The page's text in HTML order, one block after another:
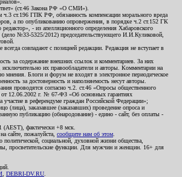
(ст.46 Закона РФ «О СМИ»).
ч.3 ст.196 ГПК РФ, обязанность компенсации морального вреда
а по опубликованию опровержения, в порядке ч.2 ст.152 ГК
- из апелляционного определения Хабаровского
(дело №33-5325/2012) председательствующего И.И.Куликовой,
совпадают с позицией редакции. Редакция не вступает в
за содержание внешних ссылок и комментариев. За них
исключительно их правообладатели и авторы. Комментарии на
мнения. Блоги и форум не входят в электронное периодическое
за достоверность и наполняемость несут авторы.
проводятся согласно ч.2. ст.46 «Опросы общественного
от 12.06.2002 г. № 67-ФЗ «Об основных гарантиях
участие в референдуме граждан Российской Федерации»;
(лица), заказавшее (заказавших) проведение опроса и
публикацию (обнародование) - едино - сайт, без оплаты -
(AEST), фактически +8 мск.
сайте, пожалуйста, сообщите нам об этом
политической, социальной, духовной жизни общества,
просветительские функции. Для мужчин и женщин. 16+ для
DEBRI-DV.RU